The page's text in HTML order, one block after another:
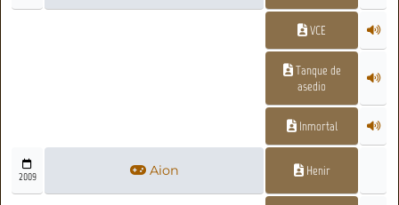
VCE
Tanque de
asedio
Inmortal
2009 Aion Henir